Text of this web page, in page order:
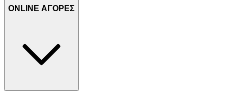
ONLINE ΑΓΟΡΕΣ